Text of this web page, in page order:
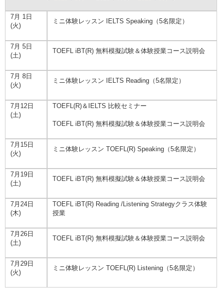
7月 1日
(火)
ミニ体験レッスン IELTS Speaking（5名限定）
7月 5日
(土)
TOEFL iBT(R) 無料模擬試験＆体験授業コース説明会
7月 8日
(火)
ミニ体験レッスン IELTS Reading（5名限定）
7月12日
(土)
TOEFL(R)＆IELTS 比較セミナー
TOEFL iBT(R) 無料模擬試験＆体験授業コース説明会
7月15日
(火)
ミニ体験レッスン TOEFL(R) Speaking（5名限定）
7月19日
(土)
TOEFL iBT(R) 無料模擬試験＆体験授業コース説明会
7月24日
(木)
TOEFL iBT(R) Reading /Listening Strategyクラス体験
授業
7月26日
(土)
TOEFL iBT(R) 無料模擬試験＆体験授業コース説明会
7月29日
(火)
ミニ体験レッスン TOEFL(R) Listening（5名限定）